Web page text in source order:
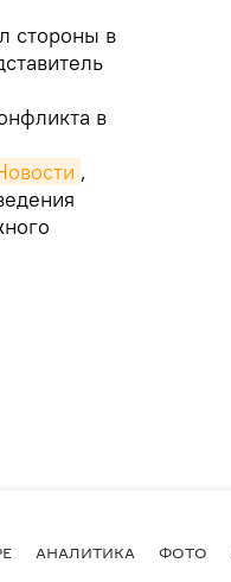
стороны в
в
,
АНАЛИТИКА ФОТО